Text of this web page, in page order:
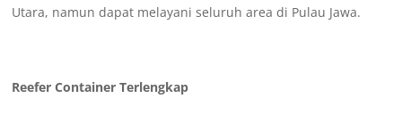
Utara, namun dapat melayani seluruh area di Pulau Jawa.
Reefer Container Terlengkap